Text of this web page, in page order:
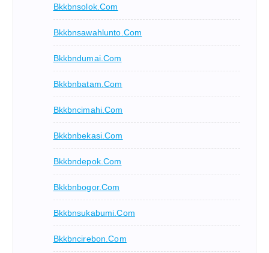
Bkkbnsolok.com
Bkkbnsawahlunto.com
Bkkbndumai.com
Bkkbnbatam.com
Bkkbncimahi.com
Bkkbnbekasi.com
Bkkbndepok.com
Bkkbnbogor.com
Bkkbnsukabumi.com
Bkkbncirebon.com